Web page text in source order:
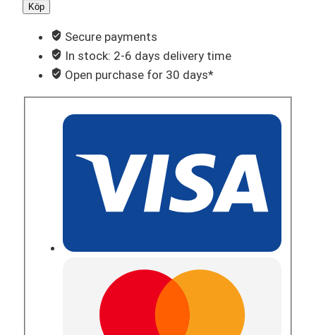
Köp
Secure payments
In stock: 2-6 days delivery time
Open purchase for 30 days*